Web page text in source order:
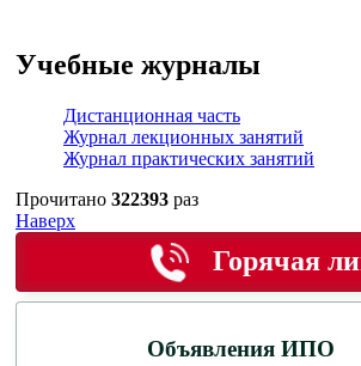
Учебные журналы
Дистанционная часть
Журнал лекционных занятий
Журнал практических занятий
Прочитано 322393 раз
Наверх
Горячая
Объявления ИПО